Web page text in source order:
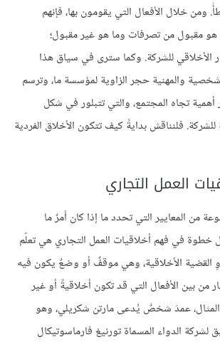
ومن خلال الأفعال التي يقومون بها، فإنهم
مقبول من تصرفات وما هو غير مقبول؛
الأخلاقي للشركة. وكما سترى في سياق هذا
والمهنية حجر الزاوية لمؤسسة ما، وترسم
أهمية تجاه المجتمع، والتي تتبلور في شكل
للشركة. فلنناقش بدايةً كيف تتكون الأخلاق الفردية
العمل التجاري
من المعايير التي تحدد ما إذا كان أمرٌ ما
في فهم أخلاقيات العمل التجاري هي تعلّم
القضية الأخلاقية، وهي موقفٌ أو وضعٌ يكون فيه
بين الأفعال التي قد تكون أخلاقيةً أو غير
عمدَ شخصٌ يُدعى مارتن شكريلي، وهو
لشركة الدواء المسماة تورنيغ فارماسوتيكال